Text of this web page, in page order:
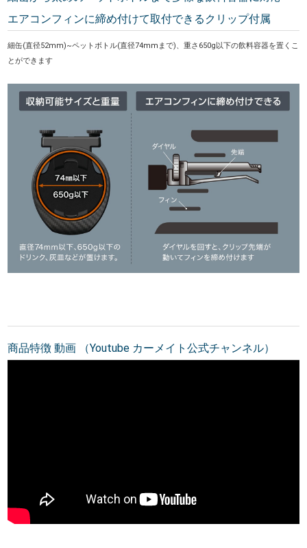
エアコンフィンに締め付けて取付できるクリップ付属
細缶(直径52mm)~ペットボトル(直径74mmまで)、重さ650g以下の飲料容器を置くこ
とができます
商品特徴 動画 （Youtube カーメイト公式チャンネル）